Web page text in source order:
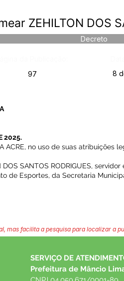
ZEHILTON DOS
Decreto
97 8
2025.
ACRE, no uso de suas atribuições
SANTOS RODRIGUES,
de Esportes, da Secretaria
mas facilita a pesquisa para localizar a
SERVIÇO DE
Prefeitura de Mâncio